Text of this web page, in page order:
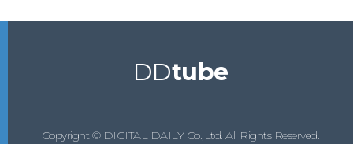
DDtube
Copyright © DIGITAL DAILY Co.,Ltd. All Rights Reserved.